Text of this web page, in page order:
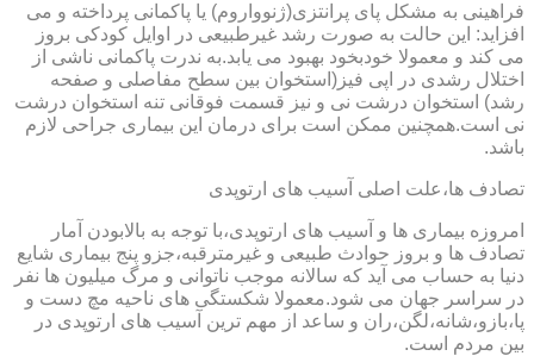
فراهینی به مشکل پای پرانتزی(ژنوواروم) یا پاکمانی پرداخته و می
افزاید: این حالت به صورت رشد غیرطبیعی در اوایل کودکی بروز
می کند و معمولا خودبخود بهبود می یابد.به ندرت پاکمانی ناشی از
اختلال رشدی در اپی فیز(استخوان بین سطح مفاصلی و صفحه
رشد) استخوان درشت نی و نیز قسمت فوقانی تنه استخوان درشت
نی است.همچنین ممکن است برای درمان این بیماری جراحی لازم
باشد.
تصادف ها،علت اصلی آسیب های ارتوپدی
امروزه بیماری ها و آسیب های ارتوپدی،با توجه به بالابودن آمار
تصادف ها و بروز حوادث طبیعی و غیرمترقبه،جزو پنج بیماری شایع
دنیا به حساب می آید که سالانه موجب ناتوانی و مرگ میلیون ها نفر
در سراسر جهان می شود.معمولا شکستگی های ناحیه مچ دست و
پا،بازو،شانه،لگن،ران و ساعد از مهم ترین آسیب های ارتوپدی در
بین مردم است.